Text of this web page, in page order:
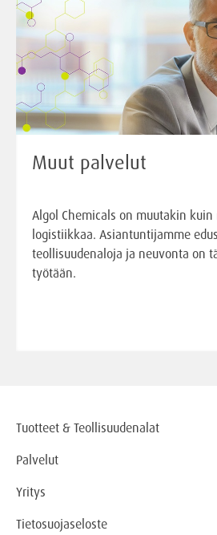
Muut palvelut
Algol Chemicals on muutakin
logistiikkaa. Asiantuntijamme
teollisuudenaloja ja neuvonta on
työtään.
Tuotteet & Teollisuudenalat
Palvelut
Yritys
Tietosuojaseloste